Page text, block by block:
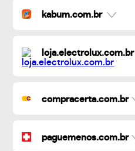
kabum.com.br
loja.electrolux.com.br
compracerta.com.br
paguemenos.com.br